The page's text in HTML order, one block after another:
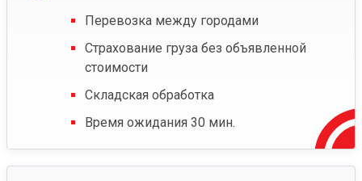
Перевозка между городами
Страхование груза без объявленной
стоимости
Складская обработка
Время ожидания 30 мин.